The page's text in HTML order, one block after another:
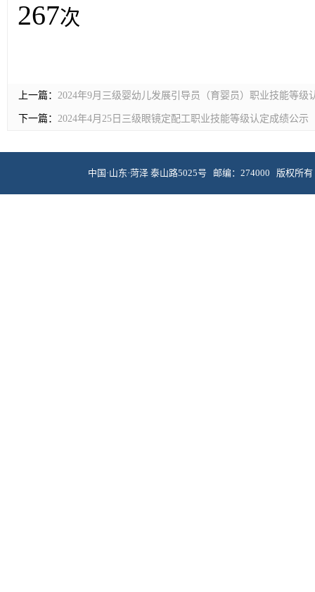
267次
上一篇： 2024年9月三级婴幼儿发展引导员（育婴员）职业技能等级
下一篇： 2024年4月25日三级眼镜定配工职业技能等级认定成绩公示
中国·山东·菏泽 泰山路5025号 邮编：274000 版权所